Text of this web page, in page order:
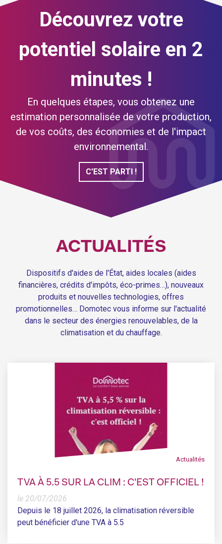
pour la
climatisation
maison. Là
fait satisfait
réalisé par
l'équipe
affectée à
mon chantier.
et réactifs.
Le travail est
impeccable,
les échanges
trés bonne
qualité.Le
prix est
correct au
regard de la
prestation
effectuée.Je
réserve!
Découvrez votre
potentiel solaire en 2
minutes !
En quelques étapes, vous obtenez une
estimation personnalisée de votre production,
de vos coûts, des économies et de l'impact
environnemental.
C'EST PARTI !
ACTUALITÉS
Dispositifs d'aides de l'État, aides locales (aides
financières, crédits d'impôts, éco-primes…), nouveaux
produits et nouvelles technologies, offres
promotionnelles… Domotec vous informe sur l'actualité
dans le secteur des énergies renouvelables, de la
climatisation et du chauffage.
Actualités
TVA À 5.5 SUR LA CLIM : C'EST OFFICIEL !
le 20/07/2026
Depuis le 18 juillet 2026, la climatisation réversible
peut bénéficier d'une TVA à 5.5